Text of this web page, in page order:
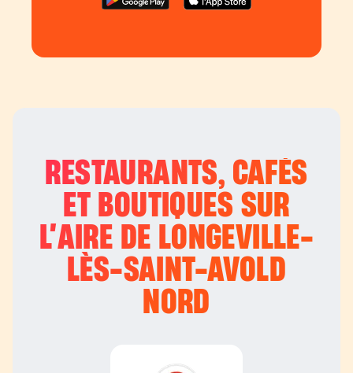
RESTAURANTS, CAFÉS
ET BOUTIQUES SUR
L’AIRE DE LONGEVILLE-
LÈS-SAINT-AVOLD
NORD